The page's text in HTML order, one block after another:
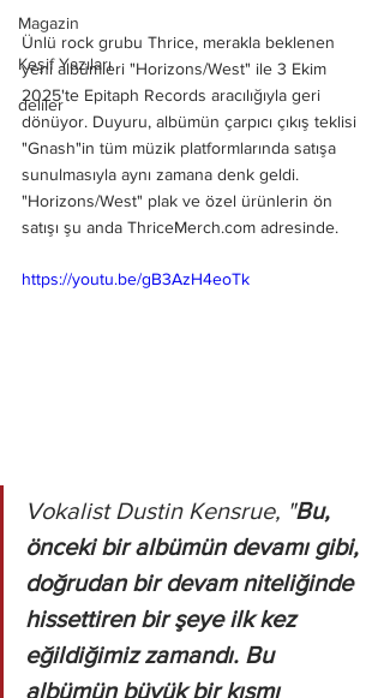
Magazin
Keşif Yazıları
deliler
Ünlü rock grubu Thrice, merakla beklenen
yeni albümleri "Horizons/West" ile 3 Ekim
2025'te Epitaph Records aracılığıyla geri
dönüyor. Duyuru, albümün çarpıcı çıkış teklisi
"Gnash"in tüm müzik platformlarında satışa
sunulmasıyla aynı zamana denk geldi.
"Horizons/West" plak ve özel ürünlerin ön
satışı şu anda ThriceMerch.com adresinde.
https://youtu.be/gB3AzH4eoTk
Vokalist Dustin Kensrue, "Bu,
önceki bir albümün devamı gibi,
doğrudan bir devam niteliğinde
hissettiren bir şeye ilk kez
eğildiğimiz zamandı. Bu
albümün büyük bir kısmı